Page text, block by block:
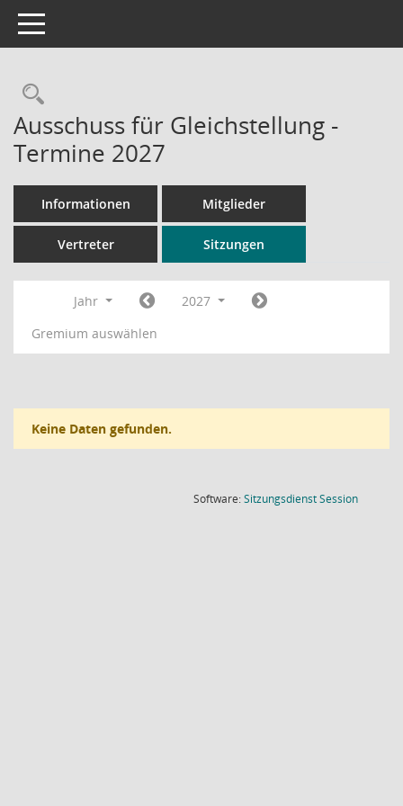
Toggle navigation
Rechercheauswahl
Ausschuss für Gleichstellung -
Termine 2027
Informationen Mitglieder
Vertreter Sitzungen
Jahr
2027
Gremium auswählen
Keine Daten gefunden.
Software:SitzungsdienstSession(Wird in